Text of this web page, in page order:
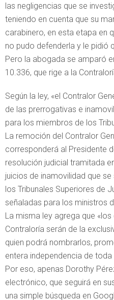
las negligencias que se
teniendo en cuenta que su
carabinero, en esta etapa en
no pudo defenderla y le pidió
Pero la abogada se amparó
10.336, que rige a la
Según la ley, «el Contralor
de las prerrogativas e
para los miembros de los
La remoción del Contralor
corresponderá al Presidente
resolución judicial tramitada
juicios de inamovilidad que
los Tribunales Superiores de
señaladas para los ministros
La misma ley agrega que
Contraloría serán de la
quien podrá nombrarlos,
entera independencia de toda
Por eso, apenas Dorothy
electrónico, que seguirá en
una simple búsqueda en